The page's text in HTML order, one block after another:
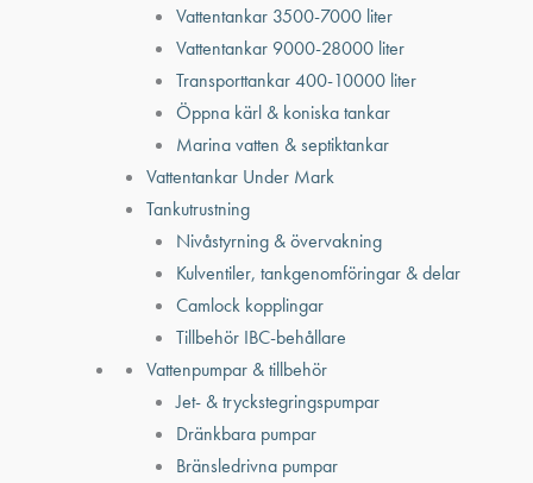
Vattentankar 3500-7000 liter
Vattentankar 9000-28000 liter
Transporttankar 400-10000 liter
Öppna kärl & koniska tankar
Marina vatten & septiktankar
Vattentankar Under Mark
Tankutrustning
Nivåstyrning & övervakning
Kulventiler, tankgenomföringar & delar
Camlock kopplingar
Tillbehör IBC-behållare
Vattenpumpar & tillbehör
Jet- & tryckstegringspumpar
Dränkbara pumpar
Bränsledrivna pumpar